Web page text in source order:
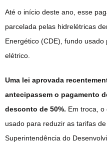
Até o início deste ano, esse
parcelada pelas hidrelétricas
Energético (CDE), fundo
elétrico.
Uma lei aprovada
antecipassem o pagamento
desconto de 50%. Em troca,
usado para reduzir as tarifas
Superintendência do